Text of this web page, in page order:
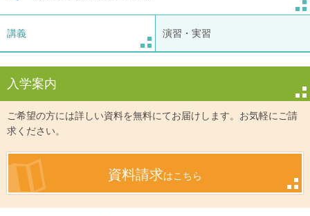
講義 演習・実習
入学案内
ご希望の方には詳しい資料を無料にてお届けします。お気軽にご請
求ください。
資料請求はこちら